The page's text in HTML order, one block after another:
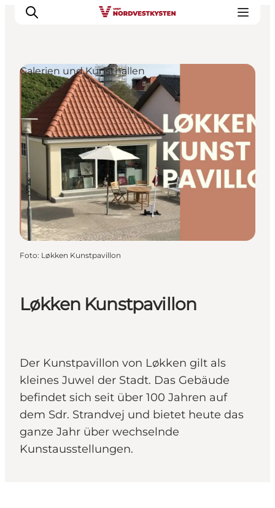
Urlaubsorte
Inspiration
Events
Unterkunft
Mach deine Urlaubsplanung
Løkken Kunstpavillon
Der Kunstpavillon von Løkken gilt als
kleines Juwel der Stadt. Das Gebäude
befindet sich seit über 100 Jahren auf
dem Sdr. Strandvej und bietet heute das
ganze Jahr über wechselnde
Kunstausstellungen.
Galerien und Kunsthallen
Foto: Løkken Kunstpavillon